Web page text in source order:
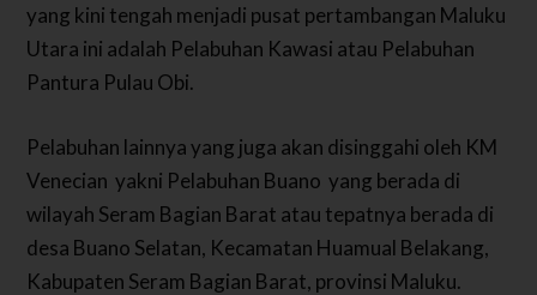
yang kini tengah menjadi pusat pertambangan Maluku
Utara ini adalah Pelabuhan Kawasi atau Pelabuhan
Pantura Pulau Obi.
Pelabuhan lainnya yang juga akan disinggahi oleh KM
Venecian yakni Pelabuhan Buano yang berada di
wilayah Seram Bagian Barat atau tepatnya berada di
desa Buano Selatan, Kecamatan Huamual Belakang,
Kabupaten Seram Bagian Barat, provinsi Maluku.